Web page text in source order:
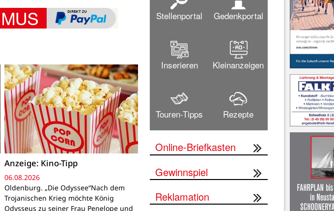
Anzeige: Kino-Tipp
06.08.2026
Oldenburg. „Die Odyssee“Nach dem
Trojanischen Krieg möchte König
Odysseus zu seiner Frau Penelope und
Stellenportal Gedenkportal
Inserieren Kleinanzeigen
Touren-Tipps Rezepte
Online-Briefkasten
Gewinnspiel
Reklamation